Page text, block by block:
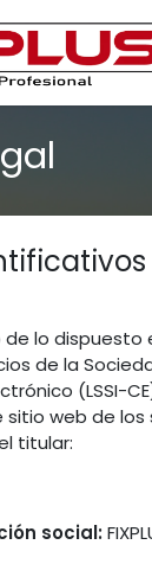
lo dispuesto
de la
(LSSI-
sitio web de
titular:
social: